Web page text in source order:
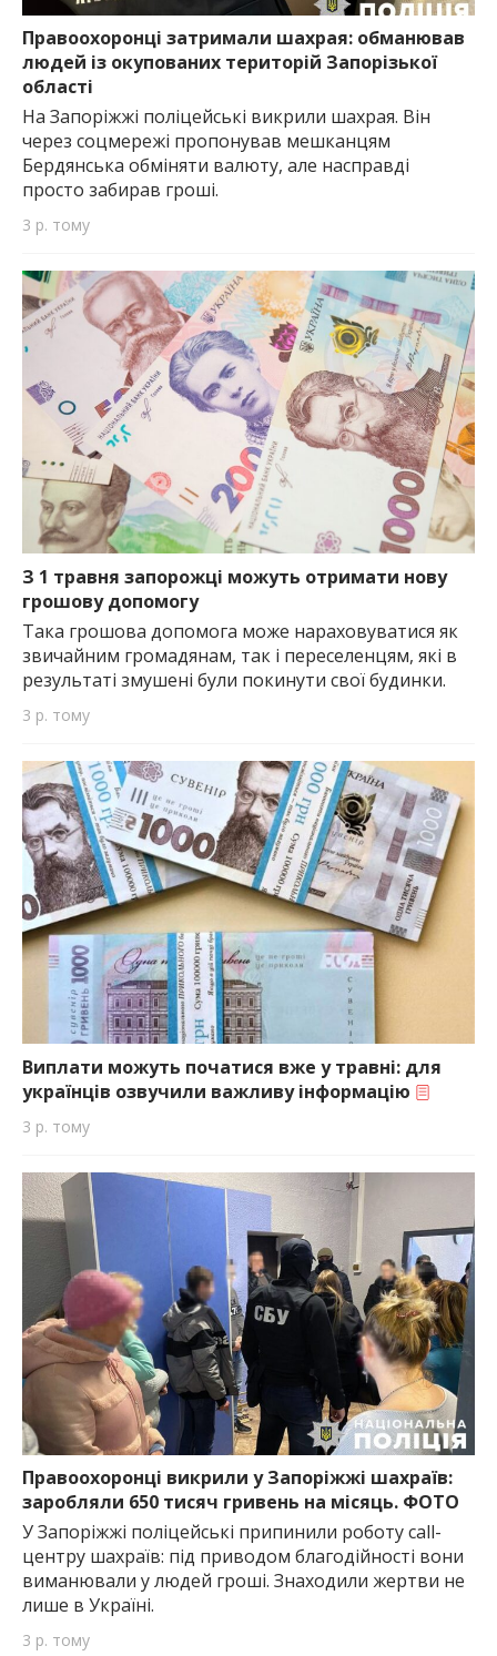
найважливішу інформацію про події
міста Запоріжжя та області.
Правоохоронці затримали шахрая: обманював
людей із окупованих територій Запорізької
області
На Запоріжжі поліцейські викрили шахрая. Він
через соцмережі пропонував мешканцям
Бердянська обміняти валюту, але насправді
просто забирав гроші.
3 р. тому
З 1 травня запорожці можуть отримати нову
грошову допомогу
Така грошова допомога може нараховуватися як
звичайним громадянам, так і переселенцям, які в
результаті змушені були покинути свої будинки.
3 р. тому
Виплати можуть початися вже у травні: для
українців озвучили важливу інформацію
3 р. тому
Правоохоронці викрили у Запоріжжі шахраїв:
заробляли 650 тисяч гривень на місяць. ФОТО
У Запоріжжі поліцейські припинили роботу call-
центру шахраїв: під приводом благодійності вони
виманювали у людей гроші. Знаходили жертви не
лише в Україні.
3 р. тому